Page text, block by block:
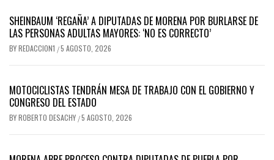
SHEINBAUM ‘REGAÑA’ A DIPUTADAS DE MORENA POR BURLARSE DE
LAS PERSONAS ADULTAS MAYORES: ‘NO ES CORRECTO’
BYREDACCION1 /5 AGOSTO, 2026
MOTOCICLISTAS TENDRÁN MESA DE TRABAJO CON EL GOBIERNO Y
CONGRESO DEL ESTADO
BYROBERTO DESACHY /5 AGOSTO, 2026